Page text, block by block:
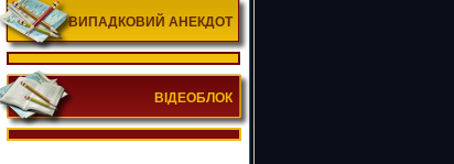
ВИПАДКОВИЙ АНЕКДОТ
ВІДЕОБЛОК